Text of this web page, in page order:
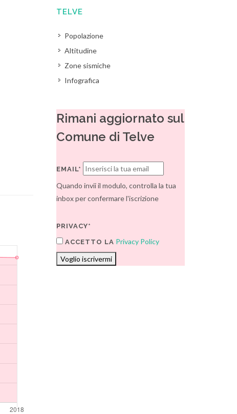
TELVE
Popolazione
Altitudine
Zone sismiche
Infografica
Rimani aggiornato sul
Comune di Telve
EMAIL*
Quando invii il modulo, controlla la tua
inbox per confermare l'iscrizione
PRIVACY*
ACCETTO LA Privacy Policy
Voglio iscrivermi